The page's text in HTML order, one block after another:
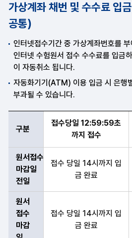
가상계좌 채번 및 수수료 입
공통)
인터넷접수기간 중 가상계좌번호를
인터넷 수험원서 접수 수수료를 입금
이 자동취소 됩니다.
자동화기기(ATM) 이용 입금 시 은행
부과될 수 있습니다.
구분,원서접수마감일전일,원서접수마
구분
접수당일 12:59:59초
까지 접수
원서접수
마감일
전일
접수 당일 14시까지 입
금 완료
원서
접수
마감
접수 당일 14시까지 입
금 완료